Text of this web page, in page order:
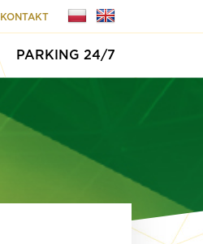
KONTAKT
PARKING 24/7